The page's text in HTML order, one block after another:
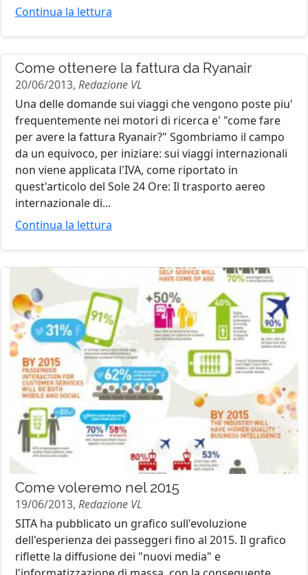
Continua la lettura
Come ottenere la fattura da Ryanair
20/06/2013, Redazione VL
Una delle domande sui viaggi che vengono poste piu'
frequentemente nei motori di ricerca e' "come fare
per avere la fattura Ryanair?" Sgombriamo il campo
da un equivoco, per iniziare: sui viaggi internazionali
non viene applicata l'IVA, come riportato in
quest'articolo del Sole 24 Ore: Il trasporto aereo
internazionale di...
Continua la lettura
Come voleremo nel 2015
19/06/2013, Redazione VL
SITA ha pubblicato un grafico sull'evoluzione
dell'esperienza dei passeggeri fino al 2015. Il grafico
riflette la diffusione dei "nuovi media" e